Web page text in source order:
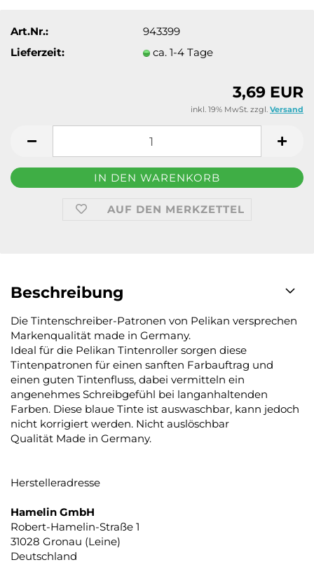
Art.Nr.:
943399
Lieferzeit:
ca. 1-4 Tage
3,69 EUR
inkl. 19% MwSt. zzgl. Versand
AUF DEN MERKZETTEL
Beschreibung
Die Tintenschreiber-Patronen von Pelikan versprechen
Markenqualität made in Germany.
Ideal für die Pelikan Tintenroller sorgen diese
Tintenpatronen für einen sanften Farbauftrag und
einen guten Tintenfluss, dabei vermitteln ein
angenehmes Schreibgefühl bei langanhaltenden
Farben. Diese blaue Tinte ist auswaschbar, kann jedoch
nicht korrigiert werden. Nicht auslöschbar
Qualität Made in Germany.
Herstelleradresse
Hamelin GmbH
Robert-Hamelin-Straße 1
31028 Gronau (Leine)
Deutschland